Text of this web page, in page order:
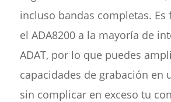
incluso bandas completas. Es
el ADA8200 a la mayoría de
ADAT, por lo que puedes
capacidades de grabación en
sin complicar en exceso tu